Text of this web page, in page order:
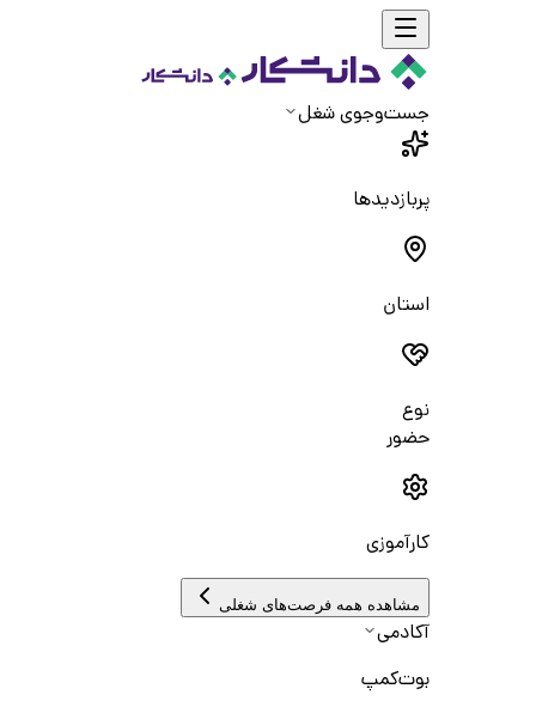
جست‌و‌جوی شغل
پربازدیدها
استان
نوع
حضور
کارآموزی
مشاهده همه فرصت‌های شغلی
آکادمی
بوت‌کمپ